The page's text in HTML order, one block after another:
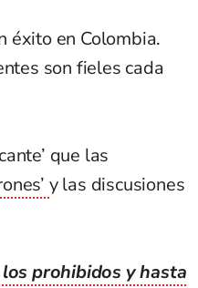
éxito en Colombia.
son fieles cada
que las
y las discusiones
los prohibidos y hasta